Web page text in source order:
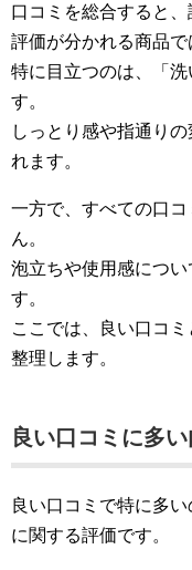
口コミを総合すると
評価が分かれる商品で
特に目立つのは、「
す。
しっとり感や指通り
れます。
一方で、すべての口
ん。
泡立ちや使用感につ
す。
ここでは、良い口コ
整理します。
良い口コミに多
良い口コミで特に多
に関する評価です。